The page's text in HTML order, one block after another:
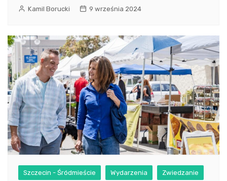
Kamil Borucki 9 września 2024
Szczecin - Śródmieście Wydarzenia Zwiedzanie